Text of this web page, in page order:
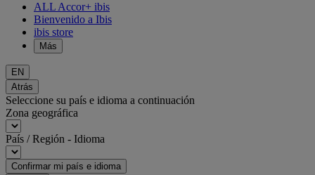
ALL Accor+ ibis
Bienvenido a Ibis
ibis store
Más
EN
Atrás
Seleccione su país e idioma a continuación
Zona geográfica
País / Región - Idioma
Confirmar mi país e idioma